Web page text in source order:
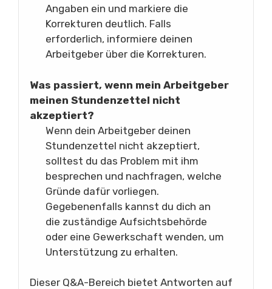
Angaben ein und markiere die
Korrekturen deutlich. Falls
erforderlich, informiere deinen
Arbeitgeber über die Korrekturen.
Was passiert, wenn mein Arbeitgeber
meinen Stundenzettel nicht
akzeptiert?
Wenn dein Arbeitgeber deinen
Stundenzettel nicht akzeptiert,
solltest du das Problem mit ihm
besprechen und nachfragen, welche
Gründe dafür vorliegen.
Gegebenenfalls kannst du dich an
die zuständige Aufsichtsbehörde
oder eine Gewerkschaft wenden, um
Unterstützung zu erhalten.
Dieser Q&A-Bereich bietet Antworten auf